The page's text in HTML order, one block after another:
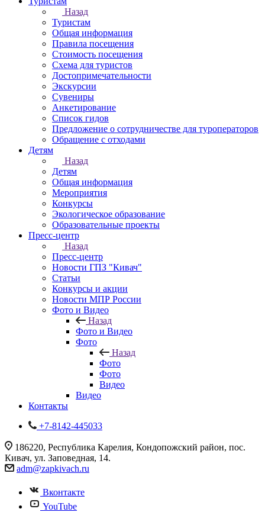
Назад
Туристам
Общая информация
Правила посещения
Стоимость посещения
Схема для туристов
Достопримечательности
Экскурсии
Сувениры
Анкетирование
Список гидов
Предложение о сотрудничестве для туроператоров
Обращение с отходами
Детям
Назад
Детям
Общая информация
Мероприятия
Конкурсы
Экологическое образование
Образовательные проекты
Пресс-центр
Назад
Пресс-центр
Новости ГПЗ "Кивач"
Статьи
Конкурсы и акции
Новости МПР России
Фото и Видео
Назад
Фото и Видео
Фото
Назад
Фото
Фото
Видео
Видео
Контакты
+7-8142-445033
186220, Республика Карелия, Кондопожский район, пос.
Кивач, ул. Заповедная, 14.
adm@zapkivach.ru
Вконтакте
YouTube